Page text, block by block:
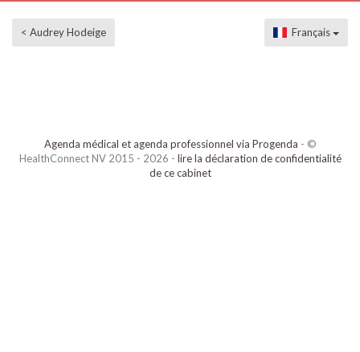
< Audrey Hodeige Français
Agenda médical et agenda professionnel via Progenda - ©
HealthConnect NV 2015 - 2026 - lire la déclaration de confidentialité
de ce cabinet